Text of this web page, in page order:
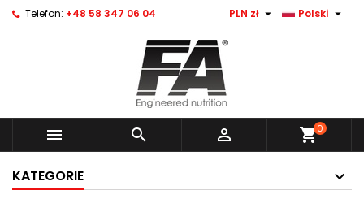
Telefon: +48 58 347 06 04 Polski 
PLN zł 
   shopping_cart0
KATEGORIE